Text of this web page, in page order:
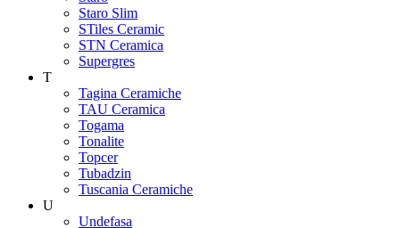
Staro Slim
STiles Ceramic
STN Ceramica
Supergres
T
Tagina Ceramiche
TAU Ceramica
Togama
Tonalite
Topcer
Tubadzin
Tuscania Ceramiche
U
Undefasa